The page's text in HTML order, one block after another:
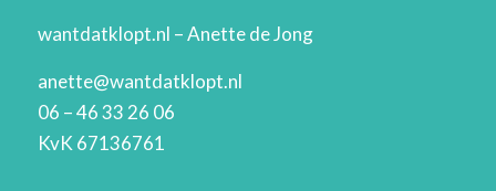
wantdatklopt.nl – Anette de Jong
anette@wantdatklopt.nl
06 – 46 33 26 06
KvK 67136761